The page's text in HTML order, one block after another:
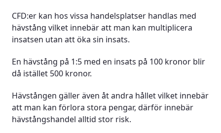
CFD:er kan hos vissa handelsplatser handlas med
hävstång vilket innebär att man kan multiplicera
insatsen utan att öka sin insats.
En hävstång på 1:5 med en insats på 100 kronor blir
då istället 500 kronor.
Hävstången gäller även åt andra hållet vilket innebär
att man kan förlora stora pengar, därför innebär
hävstångshandel alltid stor risk.